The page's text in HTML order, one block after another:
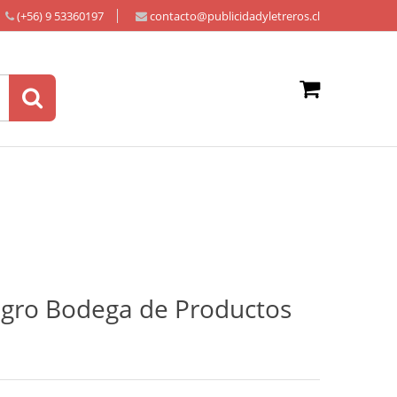
(+56) 9 53360197 contacto@publicidadyletreros.cl
Bodega de Productos